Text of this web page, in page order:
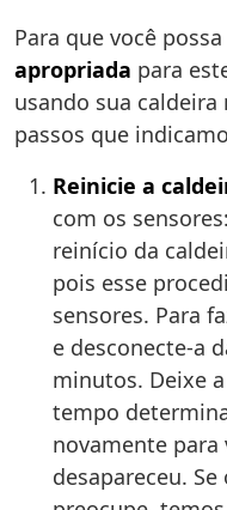
Para que você
apropriada para
usando sua
passos que
Reinicie a
com os
reinício da
pois esse
sensores. Para
e desconecte-a
minutos. Deixe
tempo
novamente para
desapareceu.